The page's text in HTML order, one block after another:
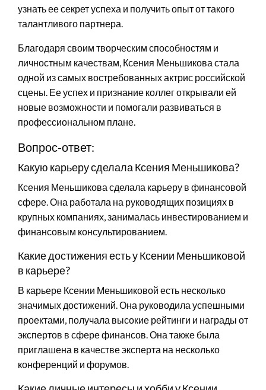
узнать ее секрет успеха и получить опыт от такого
талантливого партнера.
Благодаря своим творческим способностям и
личностным качествам, Ксения Меньшикова стала
одной из самых востребованных актрис российской
сцены. Ее успех и признание коллег открывали ей
новые возможности и помогали развиваться в
профессиональном плане.
Вопрос-ответ:
Какую карьеру сделала Ксения Меньшикова?
Ксения Меньшикова сделала карьеру в финансовой
сфере. Она работала на руководящих позициях в
крупных компаниях, занималась инвестированием и
финансовым консультированием.
Какие достижения есть у Ксении Меньшиковой
в карьере?
В карьере Ксении Меньшиковой есть несколько
значимых достижений. Она руководила успешными
проектами, получала высокие рейтинги и награды от
экспертов в сфере финансов. Она также была
приглашена в качестве эксперта на несколько
конференций и форумов.